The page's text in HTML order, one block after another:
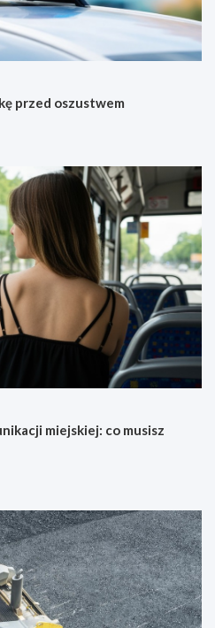
przed oszustwem
miejskiej: co musisz